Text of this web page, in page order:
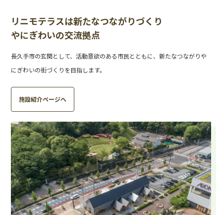
リニモテラスは新たなつながりづくり
やにぎわいの交流拠点
長久手市の玄関として、活動意欲のある市民とともに、新たなつながりや
にぎわいの街づくりを目指します。
施設紹介ページへ